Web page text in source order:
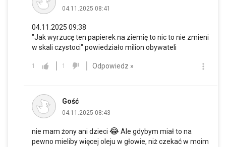
04.11.2025 08:41
04.11.2025 09:38
"Jak wyrzucę ten papierek na ziemię to nic to nie zmieni
w skali czystoci" powiedziało milion obywateli
1 1 Odpowiedz »
Gość
04.11.2025 08:43
nie mam żony ani dzieci 😂 Ale gdybym miał to na
pewno mieliby więcej oleju w głowie, niż czekać w moim